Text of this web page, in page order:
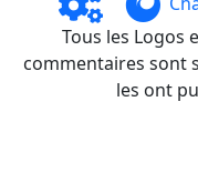
Tous les Logos
commentaires sont
les ont